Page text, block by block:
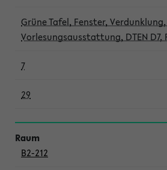
Grüne Tafel, Fenster,
Vorlesungsausstattung, DTEN D7,
7
29
B2-212